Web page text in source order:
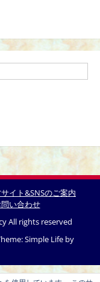
イト&SNSのご案内
い合わせ
All rights reserved
Simple Life by